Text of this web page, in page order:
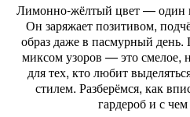
Лимонно‑жёлтый цвет — один
Он заряжает позитивом,
образ даже в пасмурный день.
миксом узоров — это смелое,
для тех, кто любит
стилем. Разберёмся, как
гардероб и с чем